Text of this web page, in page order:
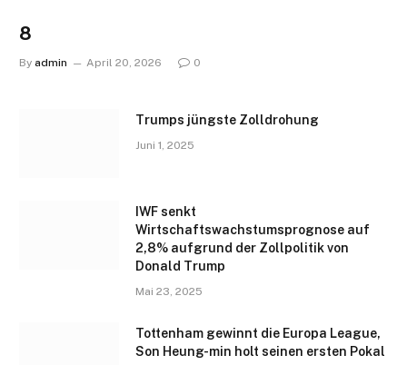
8
By admin April 20, 2026 0
Trumps jüngste Zolldrohung
Juni 1, 2025
IWF senkt
Wirtschaftswachstumsprognose auf
2,8% aufgrund der Zollpolitik von
Donald Trump
Mai 23, 2025
Tottenham gewinnt die Europa League,
Son Heung-min holt seinen ersten Pokal